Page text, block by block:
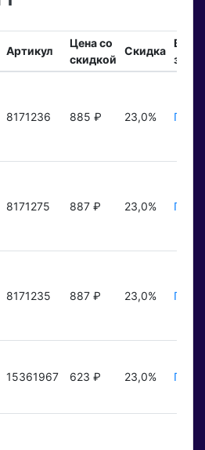
Артикул
Цена со
скидкой
Скидка
8171236 885 ₽ 23,0%
8171275 887 ₽ 23,0%
8171235 887 ₽ 23,0%
15361967 623 ₽ 23,0%